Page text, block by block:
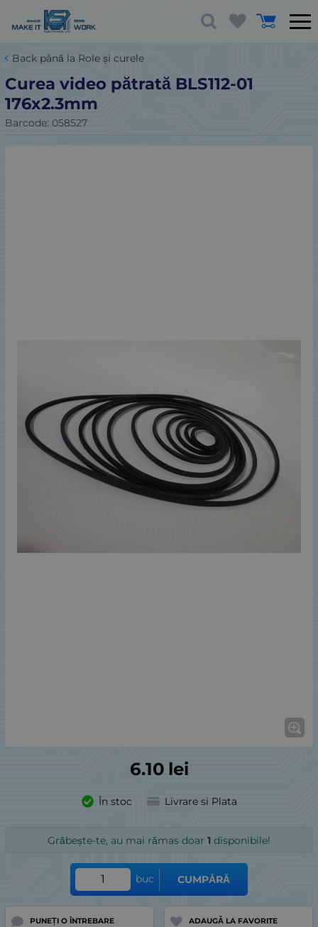
Back până la Role și curele
Curea video pătrată BLS112-01
176x2.3mm
Barcode: 058527
6.10 lei
În stoc Livrare si Plata
Grăbește-te, au mai rămas doar 1 disponibile!
buc CUMPĂRĂ
PUNEȚI O ÎNTREBARE ADAUGĂ LA FAVORITE